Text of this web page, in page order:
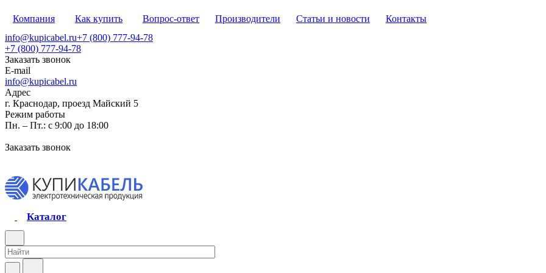
Компания Как купить Вопрос-ответ Производители Статьи и новости
Контакты
info@kupicabel.ru+7 (800) 777-94-78
+7 (800) 777-94-78
Заказать звонок
E-mail
info@kupicabel.ru
Адрес
г. Краснодар, проезд Майский 5
Режим работы
Пн. – Пт.: с 9:00 до 18:00
Заказать звонок
Каталог